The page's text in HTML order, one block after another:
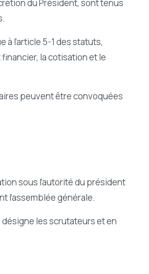
du Président, sont tenus
à l’article 5-1 des statuts,
la cotisation et le
peuvent être convoquées
sous l’autorité du président
l’assemblée générale.
les scrutateurs et en